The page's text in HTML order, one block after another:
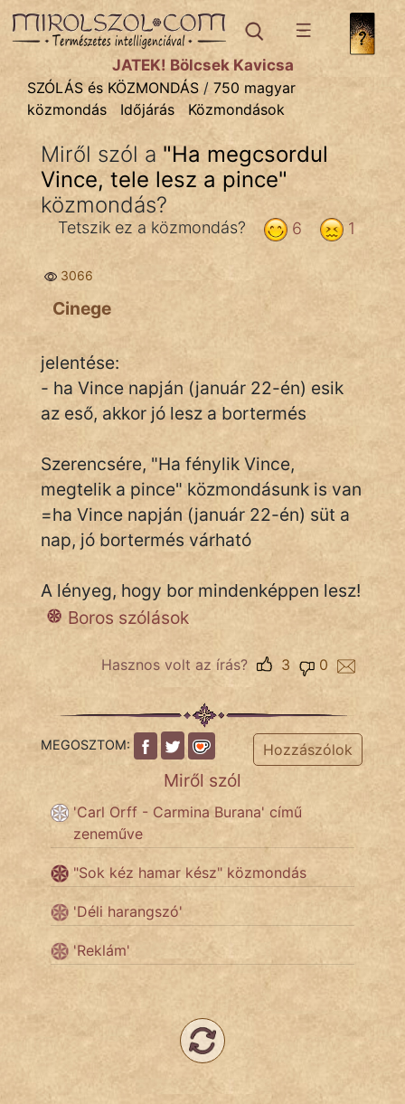
SZÓLÁS ÉS KÖZMONDÁStémák:
Bibliai
Kifejezések
Közmondások
Rímelő
Szállóigék
Szóláscsoportok
Szólások
Tréfás
IRODALOM
SZÓLÁS
És
KÖZMONDÁS
PSZICHO
ÉLETMÓD
MAGYARSÁG
TÖRTÉNELEM
Népszerű szerzőink:
cinege
fantom
JÁTÉK! Bölcsek Kavicsa
SZÓLÁS és KÖZMONDÁS / 750 magyar
közmondás
Időjárás Közmondások
Miről szól a "Ha megcsordul
Vince, tele lesz a pince"
közmondás?
1
6
Tetszik ez a közmondás?
3066
Cinege
jelentése:
- ha Vince napján (január 22-én) esik
az eső, akkor jó lesz a bortermés
Szerencsére, "Ha fénylik Vince,
megtelik a pince" közmondásunk is van
=ha Vince napján (január 22-én) süt a
nap, jó bortermés várható
A lényeg, hogy bor mindenképpen lesz!
Boros szólások
Hasznos volt az írás? 0
3
MEGOSZTOM: Hozzászólok
Miről szól
'Carl Orff - Carmina Burana' című
zeneműve
"Sok kéz hamar kész" közmondás
'Déli harangszó'
'Reklám'